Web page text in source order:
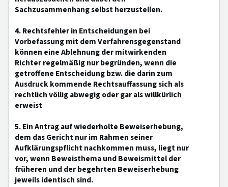
Sachzusammenhang selbst herzustellen.
4. Rechtsfehler in Entscheidungen bei
Vorbefassung mit dem Verfahrensgegenstand
können eine Ablehnung der mitwirkenden
Richter regelmäßig nur begründen, wenn die
getroffene Entscheidung bzw. die darin zum
Ausdruck kommende Rechtsauffassung sich als
rechtlich völlig abwegig oder gar als willkürlich
erweist
5. Ein Antrag auf wiederholte Beweiserhebung,
dem das Gericht nur im Rahmen seiner
Aufklärungspflicht nachkommen muss, liegt nur
vor, wenn Beweisthema und Beweismittel der
früheren und der begehrten Beweiserhebung
jeweils identisch sind.